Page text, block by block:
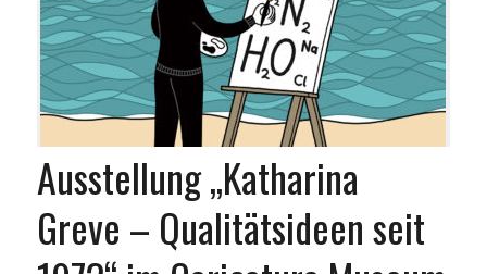
Ausstellung „Katharina
Greve – Qualitätsideen seit